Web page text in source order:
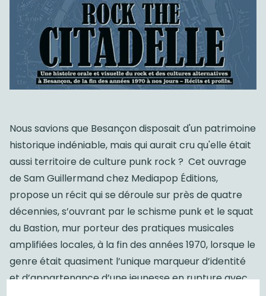
Nous savions que Besançon disposait d'un patrimoine
historique indéniable, mais qui aurait cru qu'elle était
aussi territoire de culture punk rock ? Cet ouvrage
de Sam Guillermand chez Mediapop Éditions,
propose un récit qui se déroule sur près de quatre
décennies, s’ouvrant par le schisme punk et le squat
du Bastion, mur porteur des pratiques musicales
amplifiées locales, à la fin des années 1970, lorsque le
genre était quasiment l’unique marqueur d’identité
et d’appartenance d’une jeunesse en rupture avec